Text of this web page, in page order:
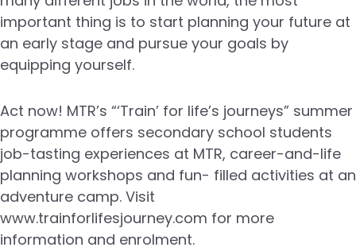
important thing is to start planning your future at
an early stage and pursue your goals by
equipping yourself.
Act now! MTR’s “‘Train’ for life’s journeys” summer
programme offers secondary school students
job-tasting experiences at MTR, career-and-life
planning workshops and fun- filled activities at an
adventure camp. Visit
www.trainforlifesjourney.com for more
information and enrolment.